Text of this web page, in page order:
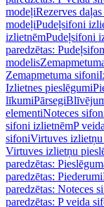
modeļiRezerves
modeļiPudeļsifoni
izlietnēmPudeļsifoni
paredzētas:
modelis
Zemapmetuma sifoni
Izlietnes pieslēgumi
līkumiPārsegi
elementiNoteces
sifoni izlietnēmP
sifoniVirtuves
Virtuves izlietņu
paredzētas:
paredzētas: Piederumi
paredzētas: Noteces
paredzētas: P veida